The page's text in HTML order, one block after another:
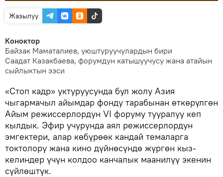
Жазылуу
Коноктор
Байзак Маматалиев, уюштуруучулардын бири
Саадат Казакбаева, форумдун катышуучусу жана атайын
сыйлыктын ээси
«Стоп кадр» уктуруусунда бул жолу Азия
чыгармачыл айымдар фонду тарабынан өткөрүлгөн
Айым режиссерлордун VI форуму тууралуу кеп
кылдык. Эфир учурунда аял режиссерлордун
эмгектери, алар көбүрөөк кандай темаларга
токтолору жана кино дүйнөсүндө жүргөн кыз-
келиндер үчүн колдоо канчалык маанилүү экенин
сүйлөштүк.